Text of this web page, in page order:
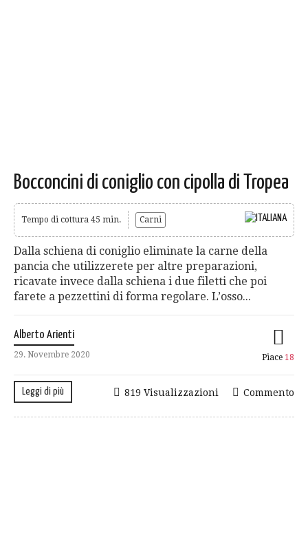
Bocconcini di coniglio con cipolla di Tropea
Tempo di cottura 45 min. Carni
Dalla schiena di coniglio eliminate la carne della
pancia che utilizzerete per altre preparazioni,
ricavate invece dalla schiena i due filetti che poi
farete a pezzettini di forma regolare. L’osso...
Alberto Arienti
29. Novembre 2020 Piace 18
Leggi di più Commento
819 Visualizzazioni